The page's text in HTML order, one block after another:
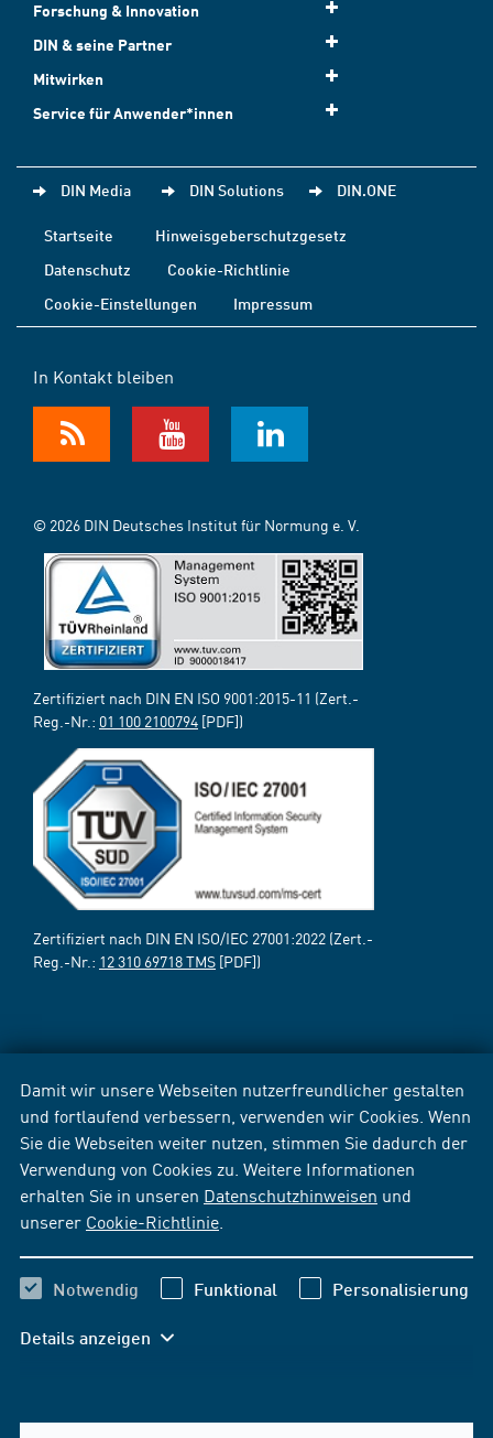
Damit wir unsere Webseiten nutzerfreundlicher gestalten
und fortlaufend verbessern, verwenden wir Cookies. Wenn
Sie die Webseiten weiter nutzen, stimmen Sie dadurch der
Verwendung von Cookies zu. Weitere Informationen
erhalten Sie in unseren Datenschutzhinweisen und
unserer Cookie-Richtlinie
Notwendig Funktional Personalisierung
Details anzeigen
Forschung & Innovation
DIN & seine Partner
Mitwirken
Service für Anwender*innen
DIN Media DIN Solutions DIN.ONE
Startseite
Hinweisgeberschutzgesetz
Datenschutz
Cookie-Richtlinie
Cookie-Einstellungen
Impressum
In Kontakt bleiben
© 2026 DIN Deutsches Institut für Normung e. V.
Zertifiziert nach DIN EN ISO 9001:2015-11 (Zert.-
Reg.-Nr.: 01 100 2100794 [PDF])
Zertifiziert nach DIN EN ISO/IEC 27001:2022 (Zert.-
Reg.-Nr.: 12 310 69718 TMS [PDF])